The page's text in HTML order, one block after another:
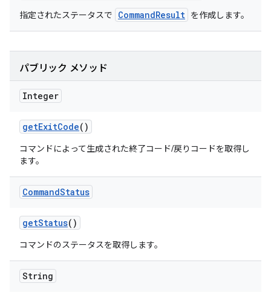
指定されたステータスで CommandResult を作成します。
パブリック メソッド
Integer
getExitCode()
コマンドによって生成された終了コード/戻りコードを取得し
ます。
CommandStatus
getStatus()
コマンドのステータスを取得します。
String